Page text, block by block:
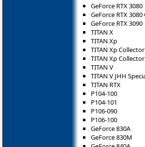
GeForce RTX 3080
GeForce RTX
GeForce RTX 3090
TITAN X
TITAN Xp
TITAN Xp
TITAN Xp
TITAN V
TITAN V JHH
TITAN RTX
P104-100
P104-101
P106-090
P106-100
GeForce 830A
GeForce 830M